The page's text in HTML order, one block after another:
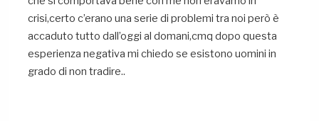
crisi,certo c’erano una serie di problemi tra noi però è
accaduto tutto dall’oggi al domani,cmq dopo questa
esperienza negativa mi chiedo se esistono uomini in
grado di non tradire..